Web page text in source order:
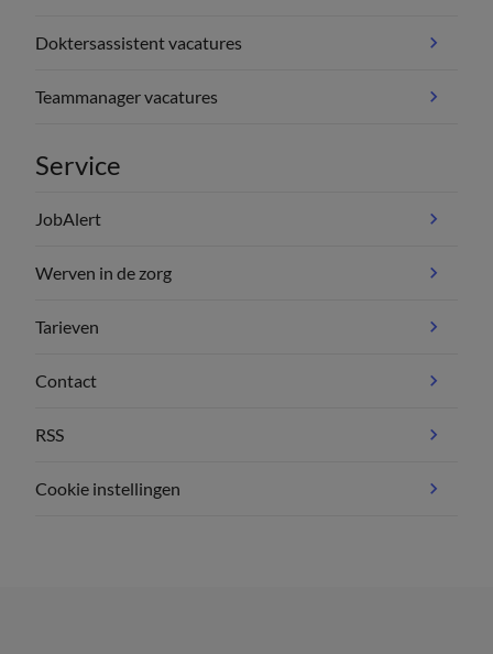
Doktersassistent vacatures
Teammanager vacatures
Service
JobAlert
Werven in de zorg
Tarieven
Contact
RSS
Cookie instellingen